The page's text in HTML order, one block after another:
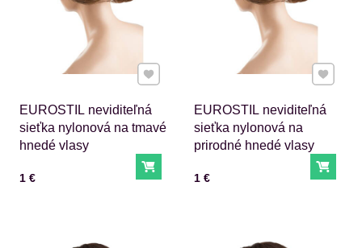
EUROSTIL neviditeľná
sieťka nylonová na tmavé
hnedé vlasy
Cena s DPH
1 € Do košíka
Pridať k Obľúbeným
EUROSTIL neviditeľná
sieťka nylonová na
prirodné hnedé vlasy
Cena s DPH
1 € Do
Pridať k